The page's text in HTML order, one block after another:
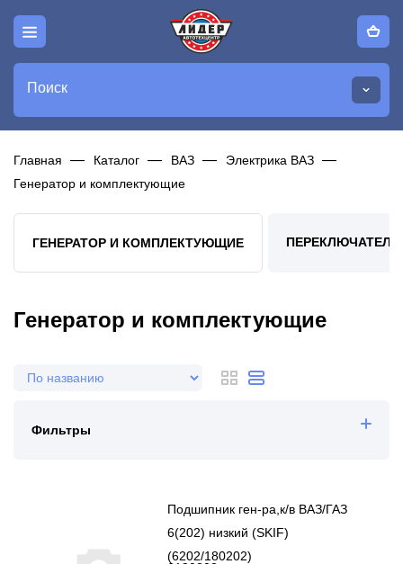
Поиск
Главная Каталог ВАЗ
Электрика ВАЗ
Генератор и комплектующие
ГЕНЕРАТОР И КОМПЛЕКТУЮЩИЕ
Генератор и комплектующие
Фильтры
Подшипник ген-ра,к/в ВАЗ/ГАЗ
6(202) низкий (SKIF)
(6202/180202)